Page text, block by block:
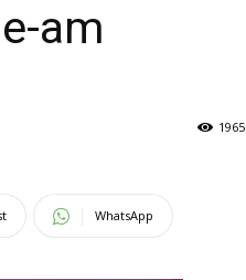
am
1965
WhatsApp